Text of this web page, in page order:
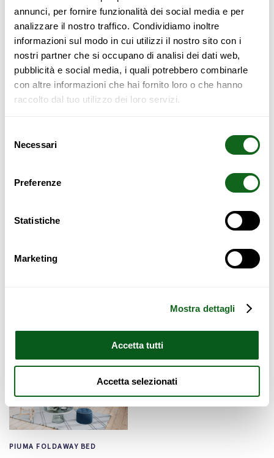
annunci, per fornire funzionalità dei social media e per
analizzare il nostro traffico. Condividiamo inoltre
informazioni sul modo in cui utilizzi il nostro sito con i
nostri partner che si occupano di analisi dei dati web,
pubblicità e social media, i quali potrebbero combinarle
con altre informazioni che hai fornito loro o che hanno
raccolto dal tuo utilizzo dei loro servizi.
delNecessari
Preferenze
Statistiche
Marketing
Mostra dettagli
Accetta tutti
Accetta selezionati
SLIDING DOOR FURNITURE
SLIDING WALLS
SOFA BEDS
SPACE-SAVING BEDS
STAIRS
WALK-IN WARDROBES
PIUMA FOLDAWAY BED